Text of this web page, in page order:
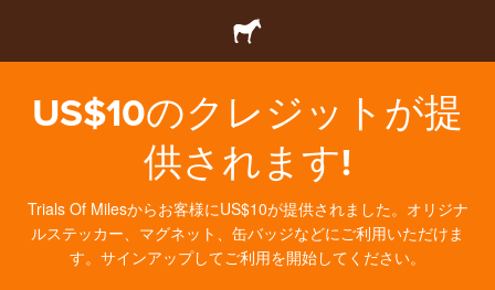
US$10のクレジットが提
供されます!
Trials Of Milesからお客様にUS$10が提供されました。オリジナ
ルステッカー、マグネット、缶バッジなどにご利用いただけま
す。サインアップしてご利用を開始してください。